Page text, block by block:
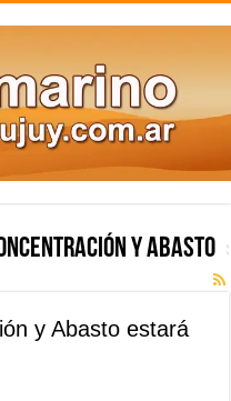
y Abasto
y Abasto estará